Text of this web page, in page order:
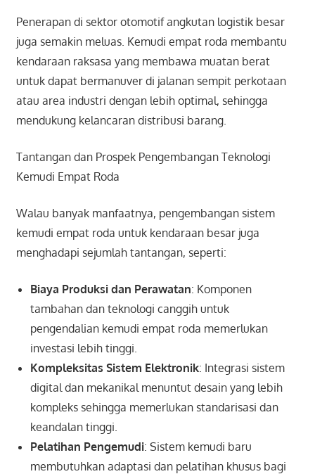
Penerapan di sektor otomotif angkutan logistik besar
juga semakin meluas. Kemudi empat roda membantu
kendaraan raksasa yang membawa muatan berat
untuk dapat bermanuver di jalanan sempit perkotaan
atau area industri dengan lebih optimal, sehingga
mendukung kelancaran distribusi barang.
Tantangan dan Prospek Pengembangan Teknologi
Kemudi Empat Roda
Walau banyak manfaatnya, pengembangan sistem
kemudi empat roda untuk kendaraan besar juga
menghadapi sejumlah tantangan, seperti:
Biaya Produksi dan Perawatan: Komponen
tambahan dan teknologi canggih untuk
pengendalian kemudi empat roda memerlukan
investasi lebih tinggi.
Kompleksitas Sistem Elektronik: Integrasi sistem
digital dan mekanikal menuntut desain yang lebih
kompleks sehingga memerlukan standarisasi dan
keandalan tinggi.
Pelatihan Pengemudi: Sistem kemudi baru
membutuhkan adaptasi dan pelatihan khusus bagi